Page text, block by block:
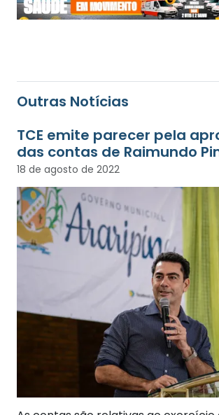
Outras Notícias
TCE emite parecer pela
das contas de Raimundo
18 de agosto de 2022